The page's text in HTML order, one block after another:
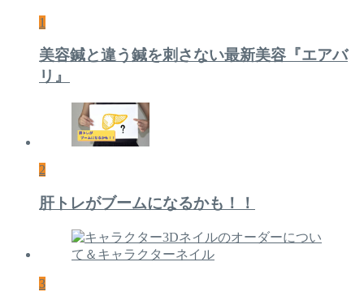
1
美容鍼と違う鍼を刺さない最新美容『エアバ
リ』
2
肝トレがブームになるかも！！
3